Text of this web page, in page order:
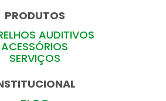
PRODUTOS
AUDITIVOS
ACESSÓRIOS
SERVIÇOS